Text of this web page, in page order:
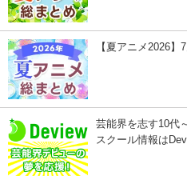
【夏アニメ2026
芸能界を志す10代
スクール情報は